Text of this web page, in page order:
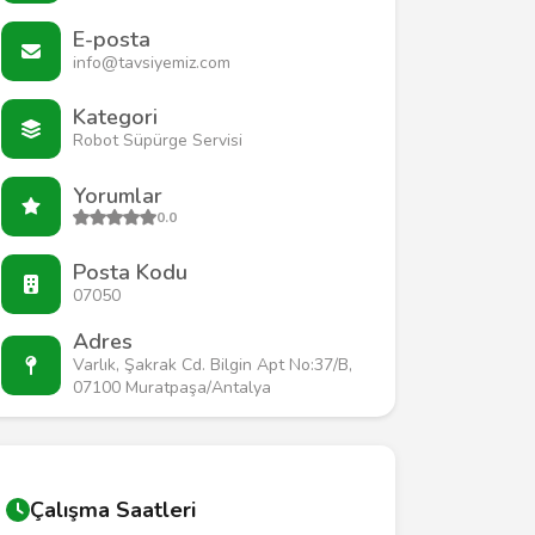
E-posta
info@tavsiyemiz.com
Kategori
Robot Süpürge Servisi
Yorumlar
0.0
Posta Kodu
07050
Adres
Varlık, Şakrak Cd. Bilgin Apt No:37/B,
07100 Muratpaşa/Antalya
Çalışma Saatleri